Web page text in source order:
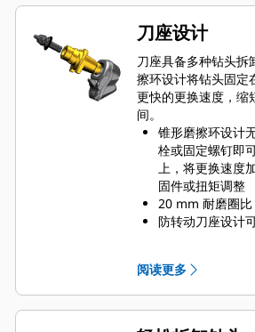
刀座设计
刀座具备多种钻头拆
擦环设计将钻头固定
更快的更换速度，缩
间。
锥形磨擦环设计
栓或固定螺钉即
上，将更换速度
固件或扭矩调整
20 mm 耐磨圈比
防转动刀座设计
钻齿旋转以实现
刀座可用于安装
25 mm 齿杆尺
用需求
阅读更多